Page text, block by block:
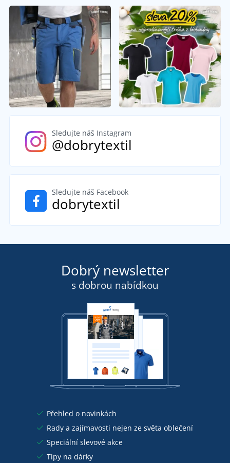
Sledujte náš Instagram
@dobrytextil
Sledujte náš Facebook
dobrytextil
Dobrý newsletter
s dobrou nabídkou
Přehled o novinkách
Rady a zajímavosti nejen ze světa oblečení
Speciální slevové akce
Tipy na dárky